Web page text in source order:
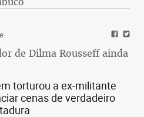
de Dilma Rousseff ainda
torturou a ex-militante
cenas de verdadeiro